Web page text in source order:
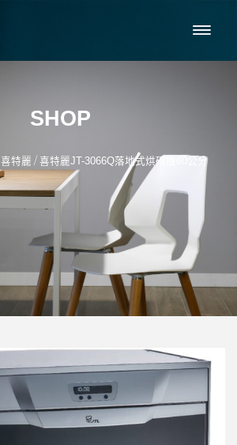
SHOP
喜特麗 / 喜特麗JT-3066Q落地式烘碗機60公分